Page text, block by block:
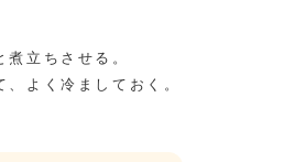
立ちさせる。
よく冷ましておく。